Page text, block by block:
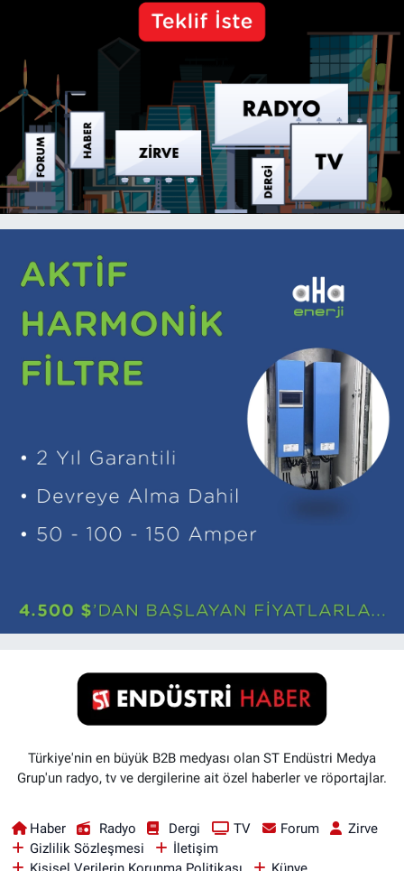
Türkiye'nin en büyük B2B medyası olan ST Endüstri Medya
Grup'un radyo, tv ve dergilerine ait özel haberler ve röportajlar.
Haber Radyo Dergi TV Forum
Zirve
Gizlilik Sözleşmesi
İletişim